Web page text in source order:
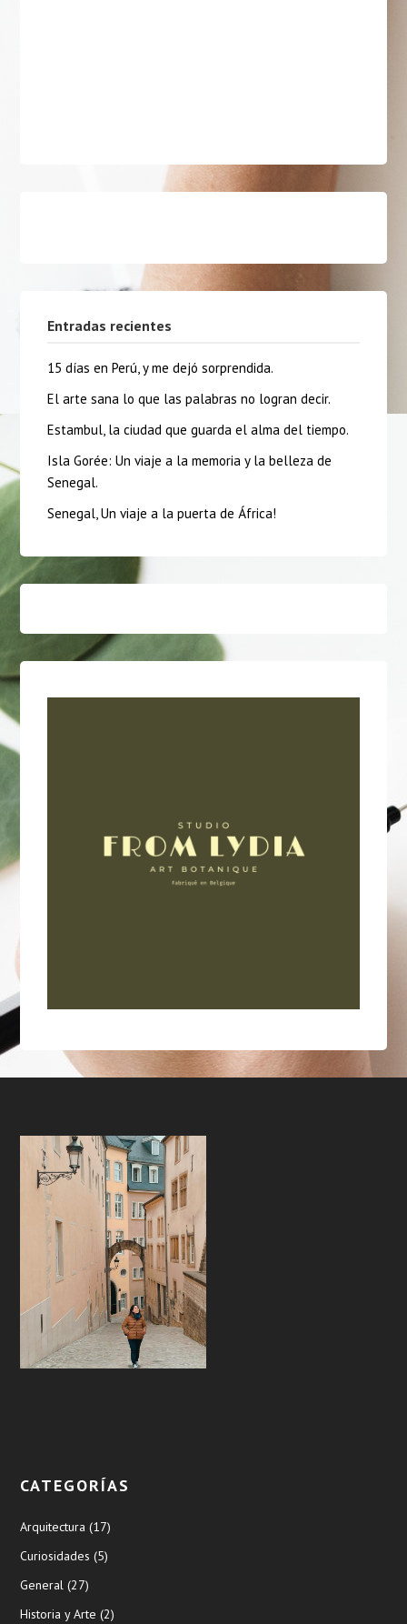
Entradas recientes
15 días en Perú, y me dejó sorprendida.
El arte sana lo que las palabras no logran decir.
Estambul, la ciudad que guarda el alma del tiempo.
Isla Gorée: Un viaje a la memoria y la belleza de
Senegal.
Senegal, Un viaje a la puerta de África!
CATEGORÍAS
Arquitectura (17)
Curiosidades (5)
General (27)
Historia y Arte (2)